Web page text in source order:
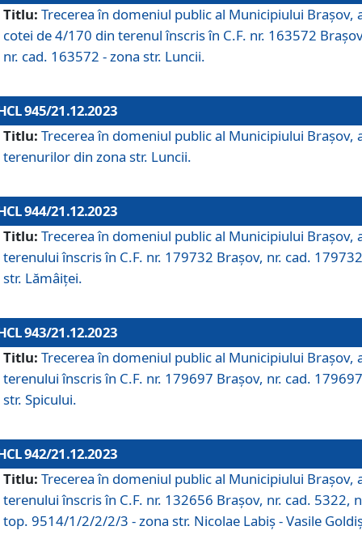
Titlu: Trecerea în domeniul public al Municipiului Braşov,
cotei de 4/170 din terenul înscris în C.F. nr. 163572
nr. cad. 163572 - zona str. Luncii.
945/21.12.2023
Titlu: Trecerea în domeniul public al Municipiului Braşov,
terenurilor din zona str. Luncii.
944/21.12.2023
Titlu: Trecerea în domeniul public al Municipiului Braşov,
terenului înscris în C.F. nr. 179732 Brașov, nr. cad.
str. Lămâiței.
943/21.12.2023
Titlu: Trecerea în domeniul public al Municipiului Braşov,
terenului înscris în C.F. nr. 179697 Brașov, nr. cad.
str. Spicului.
942/21.12.2023
Titlu: Trecerea în domeniul public al Municipiului Braşov,
terenului înscris în C.F. nr. 132656 Brașov, nr. cad. 5322,
top. 9514/1/2/2/2/3 - zona str. Nicolae Labiș - Vasile